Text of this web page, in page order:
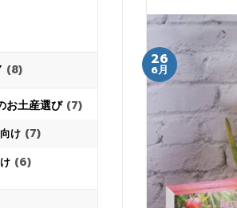
(8)
お土産選び(7)
け (7)
(6)
26
6月